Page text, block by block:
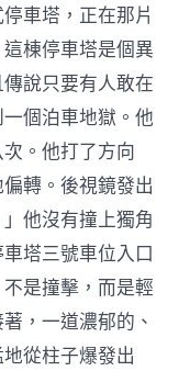
車塔，正在那片
棟停車塔是個異
說只要有人敢在
個泊車地獄。他
。他打了方向
轉。後視鏡發出
他沒有撞上獨角
塔三號車位入口
是撞擊，而是輕
，一道濃郁的、
從柱子爆發出